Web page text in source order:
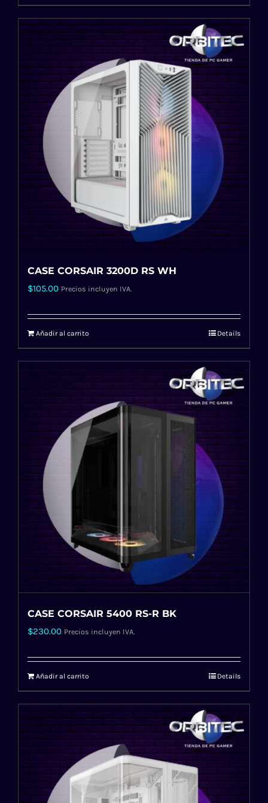
CASE CORSAIR 3200D RS WH
$105.00 Precios incluyen IVA.
Añadir al carrito Details
CASE CORSAIR 5400 RS-R BK
$230.00 Precios incluyen IVA.
Añadir al carrito Details